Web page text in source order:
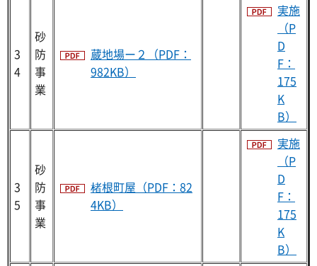
3
4
砂
防
事
業
蔵地場ー２（PDF：
982KB）
実施
（P
D
F：
175
K
B）
3
5
砂
防
事
業
楮根町屋（PDF：82
4KB）
実施
（P
D
F：
175
K
B）